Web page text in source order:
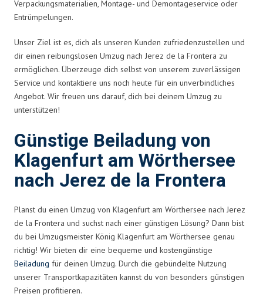
Verpackungsmaterialien, Montage- und Demontageservice oder
Entrümpelungen.
Unser Ziel ist es, dich als unseren Kunden zufriedenzustellen und
dir einen reibungslosen Umzug nach Jerez de la Frontera zu
ermöglichen. Überzeuge dich selbst von unserem zuverlässigen
Service und kontaktiere uns noch heute für ein unverbindliches
Angebot. Wir freuen uns darauf, dich bei deinem Umzug zu
unterstützen!
Günstige Beiladung von
Klagenfurt am Wörthersee
nach Jerez de la Frontera
Planst du einen Umzug von Klagenfurt am Wörthersee nach Jerez
de la Frontera und suchst nach einer günstigen Lösung? Dann bist
du bei Umzugsmeister König Klagenfurt am Wörthersee genau
richtig! Wir bieten dir eine bequeme und kostengünstige
Beiladung für deinen Umzug. Durch die gebündelte Nutzung
unserer Transportkapazitäten kannst du von besonders günstigen
Preisen profitieren.